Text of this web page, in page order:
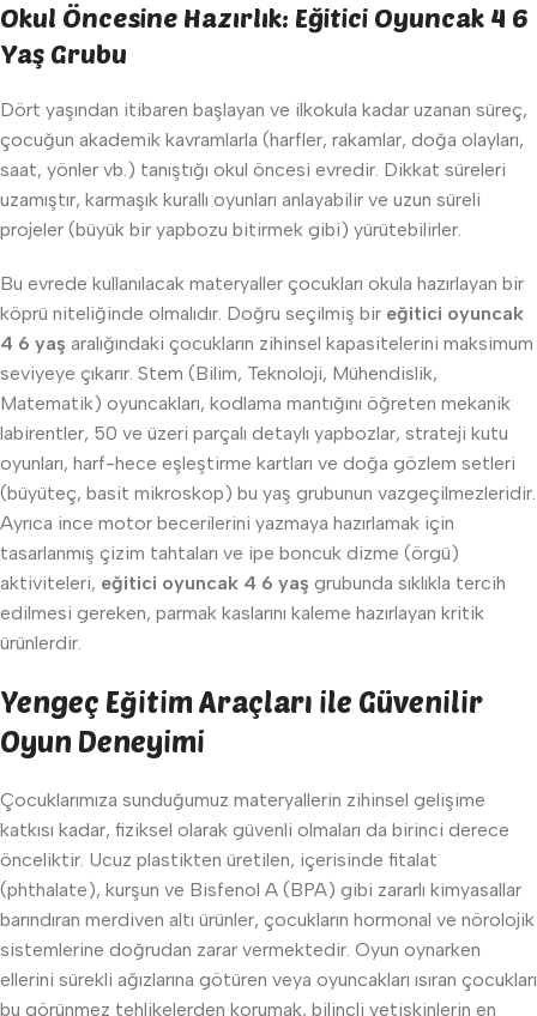
Okul Öncesine Hazırlık: Eğitici Oyuncak 4 6
Yaş Grubu
Dört yaşından itibaren başlayan ve ilkokula kadar uzanan süreç,
çocuğun akademik kavramlarla (harfler, rakamlar, doğa olayları,
saat, yönler vb.) tanıştığı okul öncesi evredir. Dikkat süreleri
uzamıştır, karmaşık kurallı oyunları anlayabilir ve uzun süreli
projeler (büyük bir yapbozu bitirmek gibi) yürütebilirler.
Bu evrede kullanılacak materyaller çocukları okula hazırlayan bir
köprü niteliğinde olmalıdır. Doğru seçilmiş bir eğitici oyuncak
4 6 yaş aralığındaki çocukların zihinsel kapasitelerini maksimum
seviyeye çıkarır. Stem (Bilim, Teknoloji, Mühendislik,
Matematik) oyuncakları, kodlama mantığını öğreten mekanik
labirentler, 50 ve üzeri parçalı detaylı yapbozlar, strateji kutu
oyunları, harf-hece eşleştirme kartları ve doğa gözlem setleri
(büyüteç, basit mikroskop) bu yaş grubunun vazgeçilmezleridir.
Ayrıca ince motor becerilerini yazmaya hazırlamak için
tasarlanmış çizim tahtaları ve ipe boncuk dizme (örgü)
aktiviteleri, eğitici oyuncak 4 6 yaş grubunda sıklıkla tercih
edilmesi gereken, parmak kaslarını kaleme hazırlayan kritik
ürünlerdir.
Yengeç Eğitim Araçları ile Güvenilir
Oyun Deneyimi
Çocuklarımıza sunduğumuz materyallerin zihinsel gelişime
katkısı kadar, fiziksel olarak güvenli olmaları da birinci derece
önceliktir. Ucuz plastikten üretilen, içerisinde fitalat
(phthalate), kurşun ve Bisfenol A (BPA) gibi zararlı kimyasallar
barındıran merdiven altı ürünler, çocukların hormonal ve nörolojik
sistemlerine doğrudan zarar vermektedir. Oyun oynarken
ellerini sürekli ağızlarına götüren veya oyuncakları ısıran çocukları
bu görünmez tehlikelerden korumak, bilinçli yetişkinlerin en